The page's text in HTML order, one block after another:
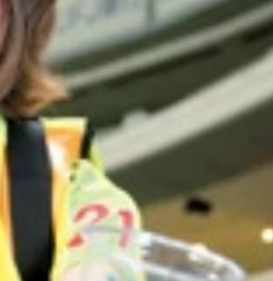
級売り子さんたちをご紹介！